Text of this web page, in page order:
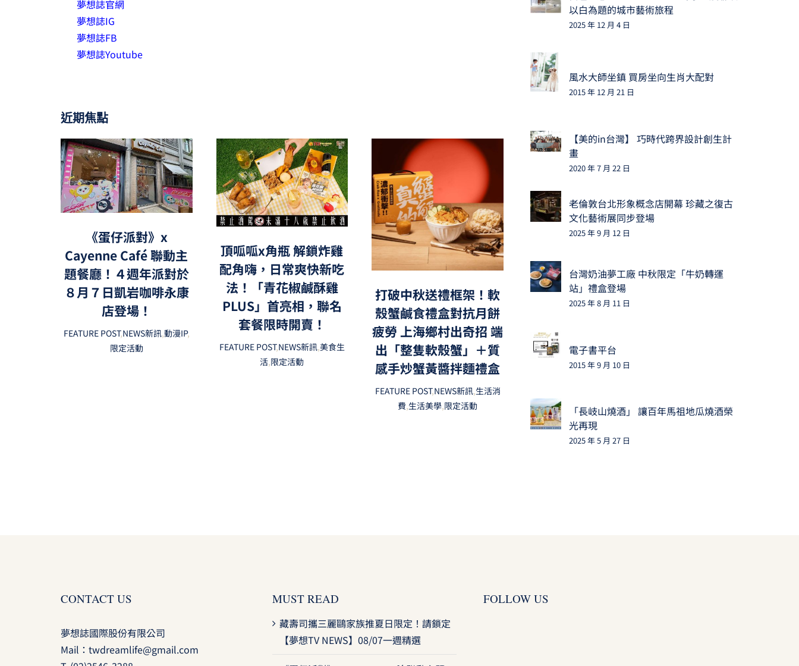
夢想誌官網
夢想誌IG
夢想誌FB
夢想誌Youtube
近期焦點
《蛋仔派對》x
Cayenne Café 聯動主
題餐廳！４週年派對於
８月７日凱岩咖啡永康
店登場！
FEATURE POST,NEWS新訊,動漫IP,
限定活動
頂呱呱x角瓶 解鎖炸雞
配角嗨，日常爽快新吃
法！「青花椒鹹酥雞
PLUS」首亮相，聯名
套餐限時開賣！
FEATURE POST,NEWS新訊,美食生
活,限定活動
打破中秋送禮框架！軟
殼蟹鹹食禮盒對抗月餅
疲勞 上海鄉村出奇招 端
出「整隻軟殼蟹」＋質
感手炒蟹黃醬拌麵禮盒
FEATURE POST,NEWS新訊,生活消
費,生活美學,限定活動
以白為題的城市藝術旅程
2025 年 12 月 4 日
風水大師坐鎮 買房坐向生肖大配對
2015 年 12 月 21 日
【美的in台灣】 巧時代跨界設計創生計
畫
2020 年 7 月 22 日
老倫敦台北形象概念店開幕 珍藏之復古
文化藝術展同步登場
2025 年 9 月 12 日
台灣奶油夢工廠 中秋限定「牛奶轉運
站」禮盒登場
2025 年 8 月 11 日
電子書平台
2015 年 9 月 10 日
「長岐山燒酒」 讓百年馬祖地瓜燒酒榮
光再現
2025 年 5 月 27 日
CONTACT US
夢想誌國際股份有限公司
Mail： twdreamlife@gmail.com
MUST READ
藏壽司攜三麗鷗家族推夏日限定！請鎖定
【夢想TV NEWS】08/07一週精選
FOLLOW US